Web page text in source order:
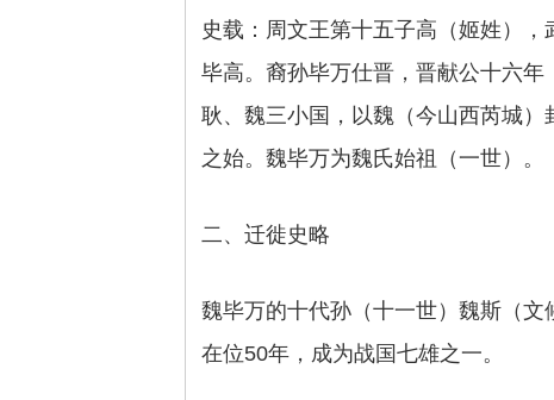
史载：周文王第十五子高（姬姓）
毕高。裔孙毕万仕晋，晋献公十六年
耿、魏三小国，以魏（今山西芮城
之始。魏毕万为魏氏始祖（一世）。
二、迁徙史略
魏毕万的十代孙（十一世）魏斯（文
在位50年，成为战国七雄之一。